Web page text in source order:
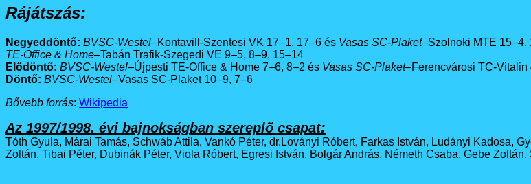
Rájátszás:
Negyeddöntő: BVSC-Westel–Kontavill-Szentesi VK 17–1, 17–6 és Vasas SC-Plaket–Szolnoki MTE 15–4,
TE-Office & Home–Tabán Trafik-Szegedi VE 9–5, 8–9, 15–14
Elődöntő: BVSC-Westel–Újpesti TE-Office & Home 7–6, 8–2 és Vasas SC-Plaket–Ferencvárosi TC-Vitalin
Döntő: BVSC-Westel–Vasas SC-Plaket 10–9, 7–6
Bővebb forrás: Wikipedia
Az 1997/1998. évi bajnokságban szereplõ csapat:
Tóth Gyula, Márai Tamás, Schwáb Attila, Vankó Péter, dr.Loványi Róbert, Farkas István, Ludányi Kadosa,
Zoltán, Tibai Péter, Dubinák Péter, Viola Róbert, Egresi István, Bolgár András, Németh Csaba, Gebe